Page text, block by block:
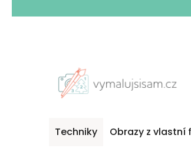
Techniky Obrazy z vlastní